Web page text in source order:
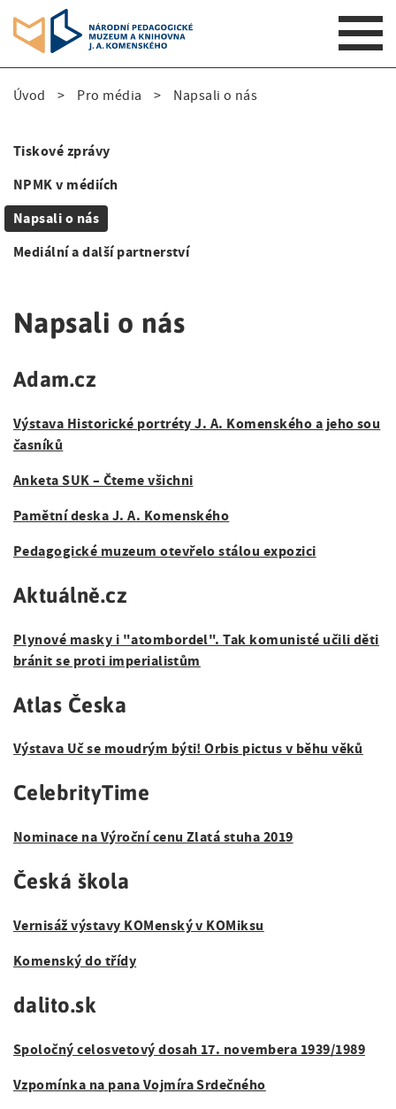
m
a
r
o
b
e
k
o
v
n
g
a
e
Úvod Pro média Napsali o nás
Napsali o nás
Adam.cz
Výstava Historické portréty J. A. Komenského a jeho sou
časníků
Anketa SUK – Čteme všichni
Pamětní deska J. A. Komenského
Pedagogické muzeum otevřelo stálou expozici
Aktuálně.cz
Plynové masky i "atombordel". Tak komunisté učili děti
bránit se proti imperialistům
Atlas Česka
Výstava Uč se moudrým býti! Orbis pictus v běhu věků
CelebrityTime
Nominace na Výroční cenu Zlatá stuha 2019
Česká škola
Vernisáž výstavy KOMenský v KOMiksu
Komenský do třídy
dalito.sk
Spoločný celosvetový dosah 17. novembera 1939/1989
Vzpomínka na pana Vojmíra Srdečného
i
d
e
a
i
g
a
t
i
o
n
Tiskové zprávy
NPMK v médiích
Napsali o nás
Mediální a další partnerství